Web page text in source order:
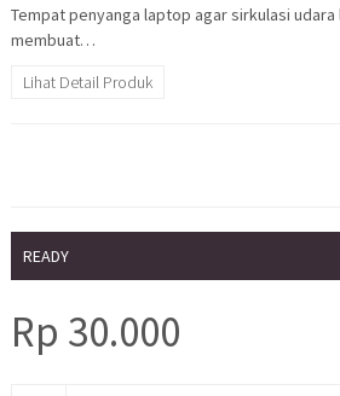
Tempat penyanga laptop agar sirkulasi
membuat…
Lihat Detail Produk
READY
Rp 30.000